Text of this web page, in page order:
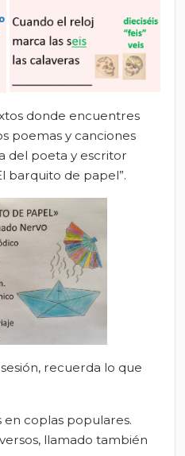
donde encuentres
poemas y canciones
del poeta y escritor
barquito de papel”.
recuerda lo que
coplas populares.
llamado también